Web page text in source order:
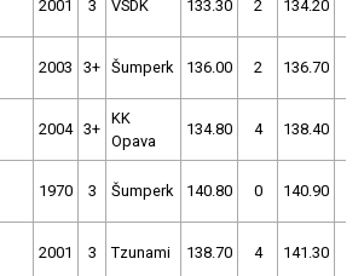
2001 3 VSDK 133.30 2 134.20
2003 3+ Šumperk 136.00 2 136.70
2004 3+
KK
Opava
134.80 4 138.40
1970 3 Šumperk 140.80 0 140.90
2001 3 Tzunami 138.70 4 141.30